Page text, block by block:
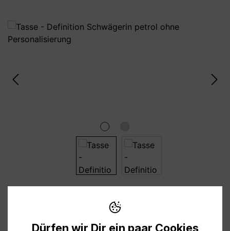
Bildergalerie überspringen
Preise inkl. MwSt. zzgl. Versandkosten
Dürfen wir Dir ein paar Cookies